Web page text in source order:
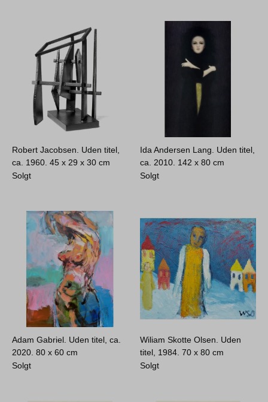
Robert Jacobsen. Uden titel,
ca. 1960.45 x 29 x 30 cm
Solgt
Ida Andersen Lang. Uden titel,
ca. 2010. 142 x 80 cm
Solgt
Adam Gabriel. Uden titel, ca.
2020.80 x 60 cm
Solgt
Wiliam Skotte Olsen. Uden
titel, 1984.70 x 80 cm
Solgt